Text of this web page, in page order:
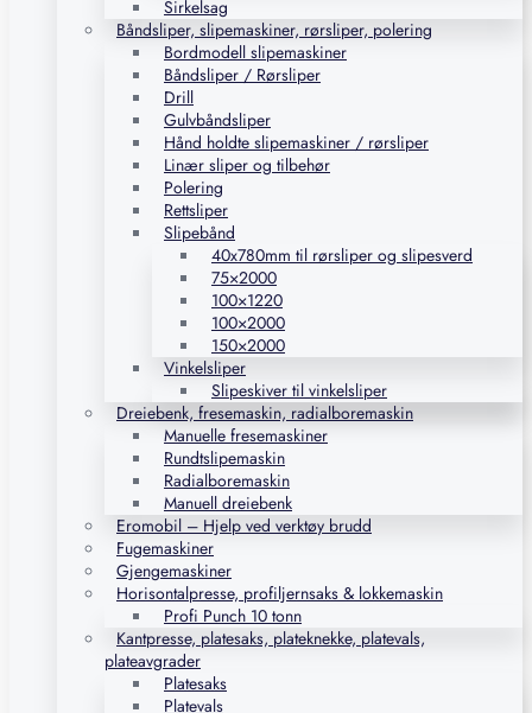
Sirkelsag
Båndsliper, slipemaskiner, rørsliper, polering
Bordmodell slipemaskiner
Båndsliper / Rørsliper
Drill
Gulvbåndsliper
Hånd holdte slipemaskiner / rørsliper
Linær sliper og tilbehør
Polering
Rettsliper
Slipebånd
40x780mm til rørsliper og slipesverd
75×2000
100×1220
100×2000
150×2000
Vinkelsliper
Slipeskiver til vinkelsliper
Dreiebenk, fresemaskin, radialboremaskin
Manuelle fresemaskiner
Rundtslipemaskin
Radialboremaskin
Manuell dreiebenk
Eromobil – Hjelp ved verktøy brudd
Fugemaskiner
Gjengemaskiner
Horisontalpresse, profiljernsaks & lokkemaskin
Profi Punch 10 tonn
Kantpresse, platesaks, plateknekke, platevals,
plateavgrader
Platesaks
Platevals